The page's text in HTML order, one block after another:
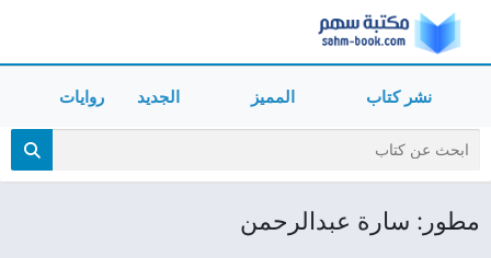
نشر كتاب المميز الجديد روايات
مطور: سارة عبدالرحمن